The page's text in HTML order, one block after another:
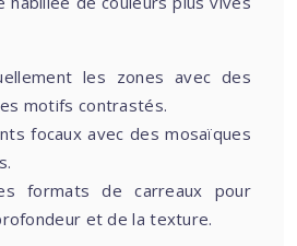
les zones avec des
motifs contrastés.
focaux avec des mosaïques
formats de carreaux pour
et de la texture.